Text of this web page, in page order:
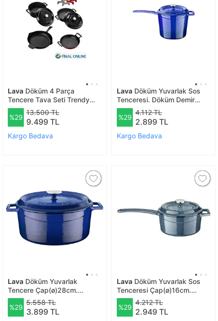
Lava Döküm 4 Parça
Tencere Tava Seti Trendy
Silikon Tutacak Hediyeli -
Siyah
%29
13.500 TL
9.499 TL
Kargo Bedava
Lava Döküm Yuvarlak Sos
Tenceresi. Döküm Demir
Yekpare Saplı Trendy Serisi
Çap(ø18 Cm. - Mavi
%29
4.112 TL
2.899 TL
Kargo Bedava
Lava Döküm Yuvarlak
Tencere Çap(ø)28cm.
Trendy - Mavi
%29
5.558 TL
3.899 TL
Lava Döküm Yuvarlak Sos
Tenceresi Çap(ø)16cm.
Döküm Demir Yekpare Saplı
Premium Serisi - Majolica Gri
%29
4.212 TL
2.949 TL